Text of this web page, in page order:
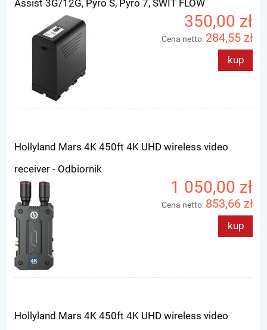
Assist 3G/12G, Pyro S, Pyro 7, SWIT FLOW
350,00 zł
Cena netto: 284,55 zł
kup
Hollyland Mars 4K 450ft 4K UHD wireless video
receiver - Odbiornik
1 050,00 zł
Cena netto: 853,66 zł
kup
Hollyland Mars 4K 450ft 4K UHD wireless video